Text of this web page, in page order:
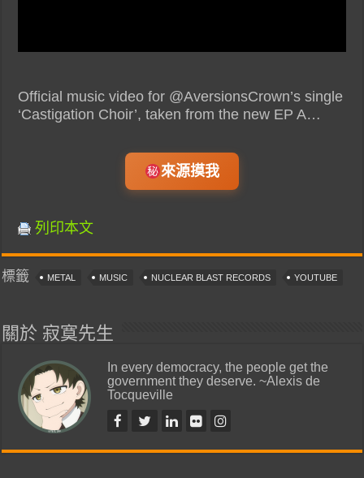
Official music video for @AversionsCrown’s single
‘Castigation Choir’, taken from the new EP A…
來源摸我
列印本文
標籤 METAL MUSIC NUCLEAR BLAST RECORDS YOUTUBE
關於 寂寞先生
In every democracy, the people get the
government they deserve. ~Alexis de
Tocqueville